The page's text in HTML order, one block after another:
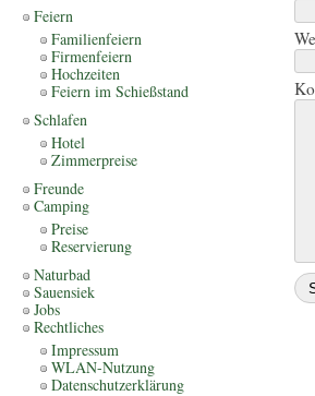
Feiern
Familienfeiern
Firmenfeiern
Hochzeiten
Feiern im Schießstand
Schlafen
Hotel
Zimmerpreise
Freunde
Camping
Preise
Reservierung
Naturbad
Sauensiek
Jobs
Rechtliches
Impressum
WLAN-Nutzung
Datenschutzerklärung